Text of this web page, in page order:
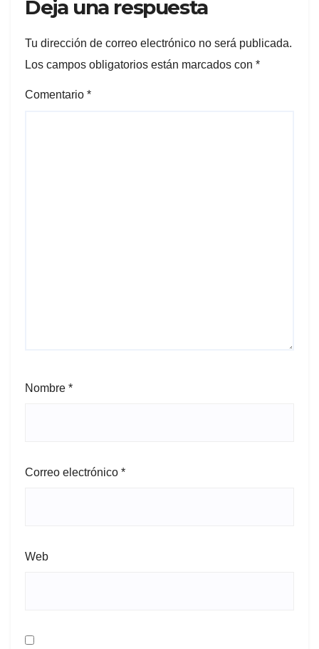
Deja una respuesta
Tu dirección de correo electrónico no será publicada.
Los campos obligatorios están marcados con *
Comentario *
Nombre *
Correo electrónico *
Web